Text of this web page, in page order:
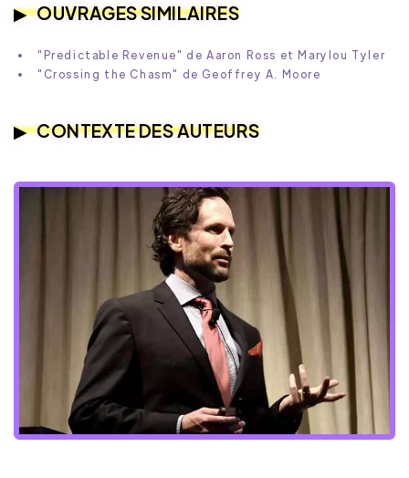
OUVRAGES SIMILAIRES
"Predictable Revenue" de Aaron Ross et Marylou Tyler
"Crossing the Chasm" de Geoffrey A. Moore
CONTEXTE DES AUTEURS